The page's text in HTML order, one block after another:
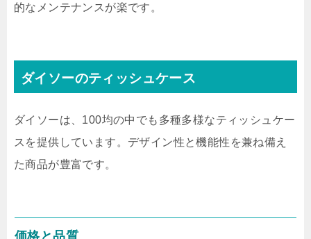
的なメンテナンスが楽です。
ダイソーのティッシュケース
ダイソーは、100均の中でも多種多様なティッシュケー
スを提供しています。デザイン性と機能性を兼ね備え
た商品が豊富です。
価格と品質